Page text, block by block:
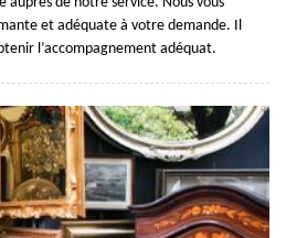
et adéquate à votre demande. Il
l’accompagnement adéquat.